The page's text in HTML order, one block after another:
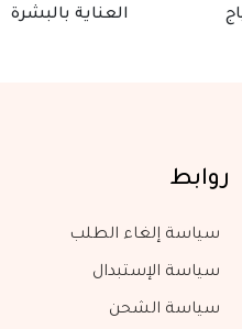
العناية بالبشرة
روابط
سياسة إلغاء الطلب
سياسة الإستبدال
سياسة الشحن